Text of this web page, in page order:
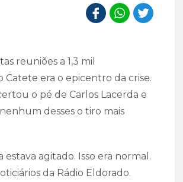
reuniões a 1,3 mil
Catete era o epicentro da crise.
o pé de Carlos Lacerda e
desses o tiro mais
agitado. Isso era normal.
da Rádio Eldorado.